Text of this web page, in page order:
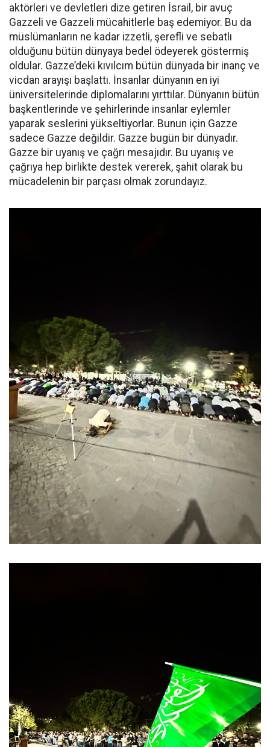
aktörleri ve devletleri dize getiren İsrail, bir avuç
Gazzeli ve Gazzeli mücahitlerle baş edemiyor. Bu da
müslümanların ne kadar izzetli, şerefli ve sebatlı
olduğunu bütün dünyaya bedel ödeyerek göstermiş
oldular. Gazze’deki kıvılcım bütün dünyada bir inanç ve
vicdan arayışı başlattı. İnsanlar dünyanın en iyi
üniversitelerinde diplomalarını yırttılar. Dünyanın bütün
başkentlerinde ve şehirlerinde insanlar eylemler
yaparak seslerini yükseltiyorlar. Bunun için Gazze
sadece Gazze değildir. Gazze bugün bir dünyadır.
Gazze bir uyanış ve çağrı mesajıdır. Bu uyanış ve
çağrıya hep birlikte destek vererek, şahit olarak bu
mücadelenin bir parçası olmak zorundayız.